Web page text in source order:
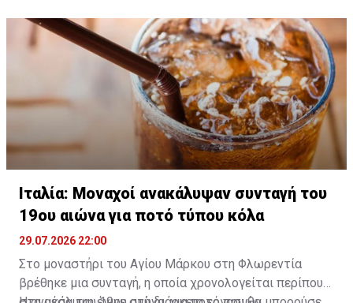
A post shared by Habertürk TV (@haberturktv)
Ιταλία: Μοναχοί ανακάλυψαν συνταγή του
19ου αιώνα για ποτό τύπου κόλα
29.07.2026 22:00
Στο μοναστήρι του Αγίου Μάρκου στη Φλωρεντία
βρέθηκε μια συνταγή, η οποία χρονολογείται περίπου